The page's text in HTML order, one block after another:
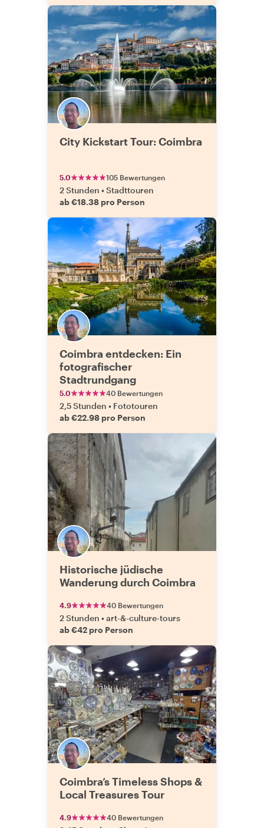
City Kickstart Tour: Coimbra
5.0 105 Bewertungen
2 Stunden •Stadttouren
ab €18.38 pro Person
Coimbra entdecken: Ein
fotografischer
Stadtrundgang
5.0 40 Bewertungen
2,5 Stunden • Fototouren
ab €22.98 pro Person
Historische jüdische
Wanderung durch Coimbra
4.9 40 Bewertungen
2 Stunden •art-&-culture-tours
ab €42 pro Person
Coimbra’s Timeless Shops &
Local Treasures Tour
4.9 40 Bewertungen